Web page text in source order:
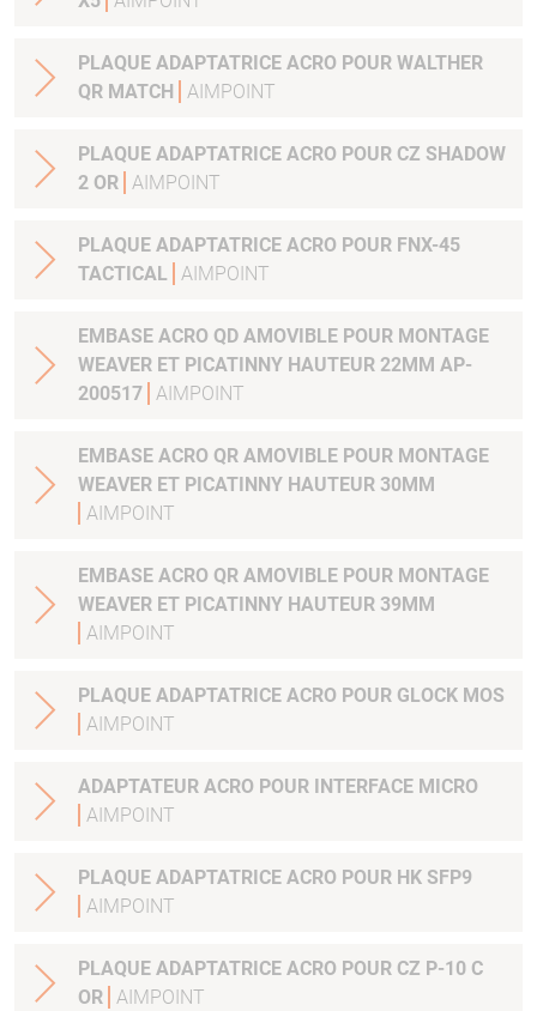
PLAQUE ADAPTATRICE ACRO POUR WALTHER
QR MATCH
AIMPOINT
PLAQUE ADAPTATRICE ACRO POUR CZ SHADOW
2 OR AIMPOINT
PLAQUE ADAPTATRICE ACRO POUR FNX-45
TACTICAL
AIMPOINT
EMBASE ACRO QD AMOVIBLE POUR MONTAGE
WEAVER ET PICATINNY HAUTEUR 22MM AP-
200517 AIMPOINT
EMBASE ACRO QR AMOVIBLE POUR MONTAGE
WEAVER ET PICATINNY HAUTEUR 30MM
AIMPOINT
EMBASE ACRO QR AMOVIBLE POUR MONTAGE
WEAVER ET PICATINNY HAUTEUR 39MM
AIMPOINT
PLAQUE ADAPTATRICE ACRO POUR GLOCK MOS
AIMPOINT
ADAPTATEUR ACRO POUR INTERFACE MICRO
AIMPOINT
PLAQUE ADAPTATRICE ACRO POUR HK SFP9
AIMPOINT
PLAQUE ADAPTATRICE ACRO POUR CZ P-10 C
OR AIMPOINT